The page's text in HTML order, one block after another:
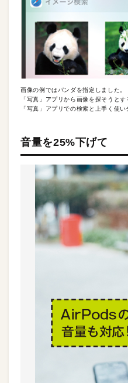
画像の例ではパンダを指定しました
「写真」アプリから画像を探そうと
「写真」アプリでの検索と上手く使
音量を25%下げて